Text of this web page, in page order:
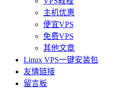
主机优惠
便宜VPS
免费VPS
其他文章
Linux VPS一键安装包
友情链接
留言板